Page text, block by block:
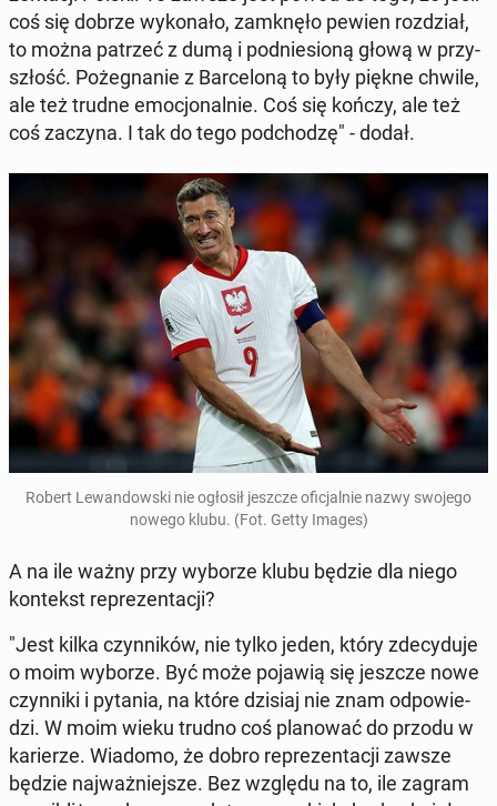
coś się dobrze wy­ko­na­ło, za­mknę­ło pewien roz­dział,
to można patrzeć z dumą i pod­nie­sio­ną głową w przy­
szłość. Po­że­gna­nie z Bar­ce­lo­ną to były piękne chwile,
ale też trudne emo­cjo­nal­nie. Coś się kończy, ale też
coś zaczyna. I tak do tego pod­cho­dzę" - dodał.
Robert Le­wan­dow­ski nie ogłosił jeszcze ofi­cjal­nie nazwy swojego
nowego klubu. (Fot. Getty Images)
A na ile ważny przy wyborze klubu będzie dla niego
kon­tekst re­pre­zen­ta­cji?
"Jest kilka czyn­ni­ków, nie tylko jeden, który zde­cy­du­je
o moim wyborze. Być może pojawią się jeszcze nowe
czyn­ni­ki i pytania, na które dzisiaj nie znam od­po­wie­
dzi. W moim wieku trudno coś pla­no­wać do przodu w
ka­rie­rze. Wiadomo, że dobro re­pre­zen­ta­cji zawsze
będzie naj­waż­niej­sze. Bez względu na to, ile zagram